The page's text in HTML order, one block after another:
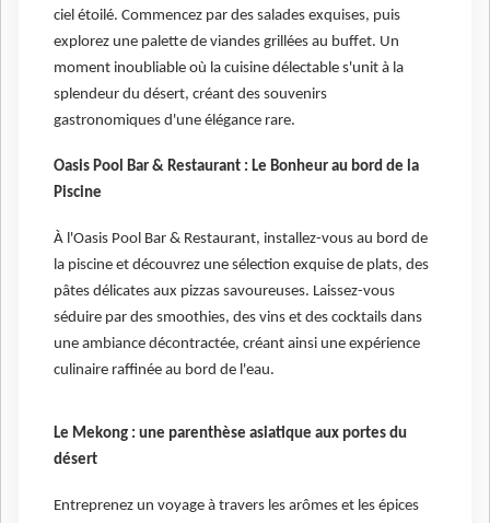
ciel étoilé. Commencez par des salades exquises, puis
explorez une palette de viandes grillées au buffet. Un
moment inoubliable où la cuisine délectable s'unit à la
splendeur du désert, créant des souvenirs
gastronomiques d'une élégance rare.
Oasis Pool Bar & Restaurant : Le Bonheur au bord de la
Piscine
À l'Oasis Pool Bar & Restaurant, installez-vous au bord de
la piscine et découvrez une sélection exquise de plats, des
pâtes délicates aux pizzas savoureuses. Laissez-vous
séduire par des smoothies, des vins et des cocktails dans
une ambiance décontractée, créant ainsi une expérience
culinaire raffinée au bord de l'eau.
Le Mekong : une parenthèse asiatique aux portes du
désert
Entreprenez un voyage à travers les arômes et les épices